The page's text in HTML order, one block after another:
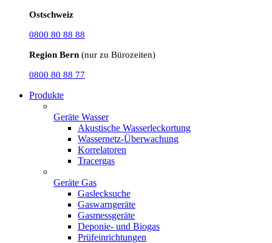
Ostschweiz
0800 80 88 88
Region Bern (nur zu Bürozeiten)
0800 80 88 77
Produkte
Geräte Wasser
Akustische Wasserleckortung
Wassernetz-Überwachung
Korrelatoren
Tracergas
Geräte Gas
Gaslecksuche
Gaswarngeräte
Gasmessgeräte
Deponie- und Biogas
Prüfeinrichtungen